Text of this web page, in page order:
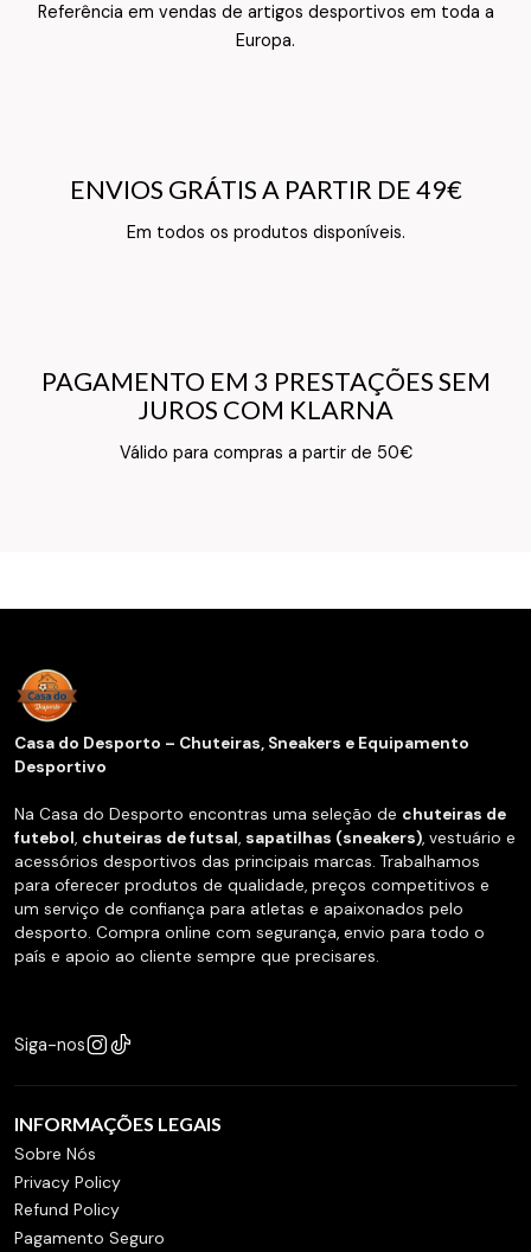
Referência em vendas de artigos desportivos em toda a
Europa.
Texto do Verso do Cartão de Informação
ENVIOS GRÁTIS A PARTIR DE 49€
Em todos os produtos disponíveis.
ENVIOS GRÁTIS A PARTIR DE 49€
Texto do Verso do Cartão de Informação
PAGAMENTO EM 3 PRESTAÇÕES SEM
JUROS COM KLARNA
Válido para compras a partir de 50€
PAGAMENTO EM 3 PRESTAÇÕES SEM
JUROS COM KLARNA
Texto do Verso do Cartão de Informação
Casa do Desporto – Chuteiras, Sneakers e Equipamento
Desportivo
Na Casa do Desporto encontras uma seleção de chuteiras de
futebol, chuteiras de futsal, sapatilhas (sneakers), vestuário e
acessórios desportivos das principais marcas. Trabalhamos
para oferecer produtos de qualidade, preços competitivos e
um serviço de confiança para atletas e apaixonados pelo
desporto. Compra online com segurança, envio para todo o
país e apoio ao cliente sempre que precisares.
Siga-nos
INFORMAÇÕES LEGAIS
Sobre Nós
Privacy Policy
Refund Policy
Pagamento Seguro